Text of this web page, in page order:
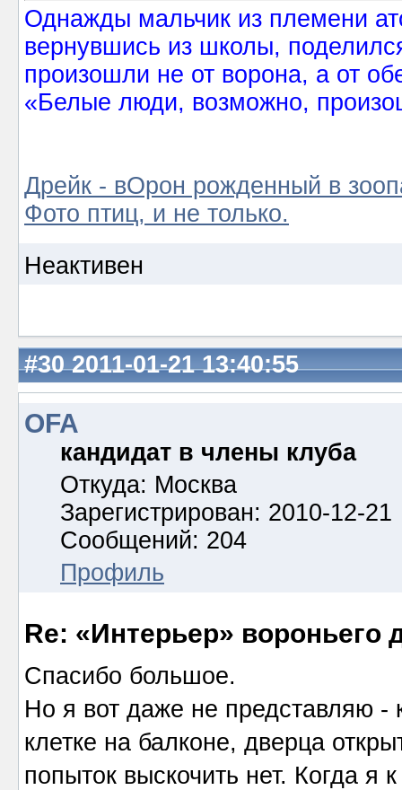
Однажды мальчик из племени
вернувшись из школы,
произошли не от ворона, а от
«Белые люди, возможно,
Дрейк - вОрон рожденный в
Фото птиц, и не только.
Неактивен
#302011-01-21 13:40:55
OFA
кандидат в члены клуба
Откуда: Москва
Зарегистрирован: 2010-12-21
Сообщений: 204
Профиль
Re: «Интерьер» вороньего
Спасибо большое.
Но я вот даже не представляю -
клетке на балконе, дверца
попыток выскочить нет. Когда я